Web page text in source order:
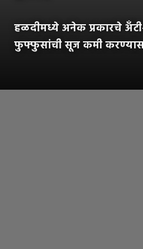
हळदीमध्ये अनेक प्रकारचे
फुफ्फुसांची सूज कमी